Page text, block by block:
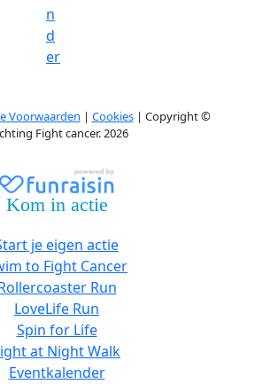
n
d
er
Voorwaarden | Cookies| Copyright ©
Fight cancer. 2026
Kom in actie
je eigen actie
to Fight Cancer
Run
LoveLife Run
Spin for Life
at Night Walk
Eventkalender